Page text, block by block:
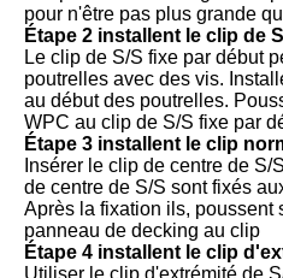
pour n'être pas plus grande
Étape 2 installent le clip de
Le clip de S/S fixe par début
poutrelles avec des vis.
au début des poutrelles.
WPC au clip de S/S fixe par
Étape 3 installent le clip
Insérer le clip de centre de
de centre de S/S sont fixés
Après la fixation ils, poussent
panneau de decking au clip
Étape 4 installent le clip